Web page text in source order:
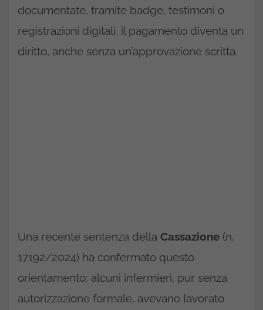
documentate, tramite badge, testimoni o
registrazioni digitali, il pagamento diventa un
diritto, anche senza un’approvazione scritta.
Una recente sentenza della Cassazione (n.
17192/2024) ha confermato questo
orientamento: alcuni infermieri, pur senza
autorizzazione formale, avevano lavorato